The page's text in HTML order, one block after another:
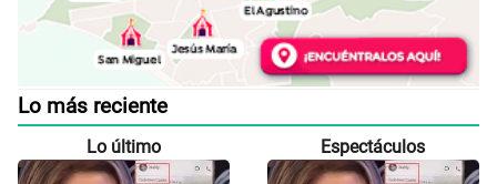
Lo más reciente
Lo último Espectáculos